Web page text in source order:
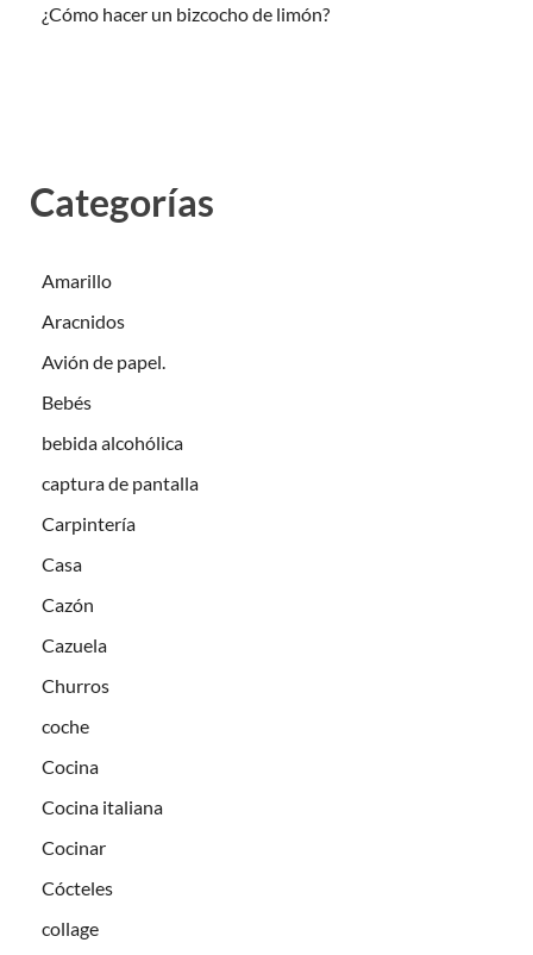
¿Cómo hacer un bizcocho de limón?
Categorías
Amarillo
Aracnidos
Avión de papel.
Bebés
bebida alcohólica
captura de pantalla
Carpintería
Casa
Cazón
Cazuela
Churros
coche
Cocina
Cocina italiana
Cocinar
Cócteles
collage